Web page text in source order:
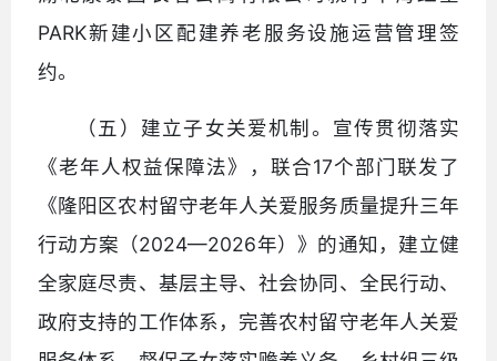
PARK新建小区配建养老服务设施运营管理签
约。
（五）建立子女关爱机制。宣传贯彻落实
《老年人权益保障法》，联合17个部门联发了
《隆阳区农村留守老年人关爱服务质量提升三年
行动方案（2024—2026年）》的通知，建立健
全家庭尽责、基层主导、社会协同、全民行动、
政府支持的工作体系，完善农村留守老年人关爱